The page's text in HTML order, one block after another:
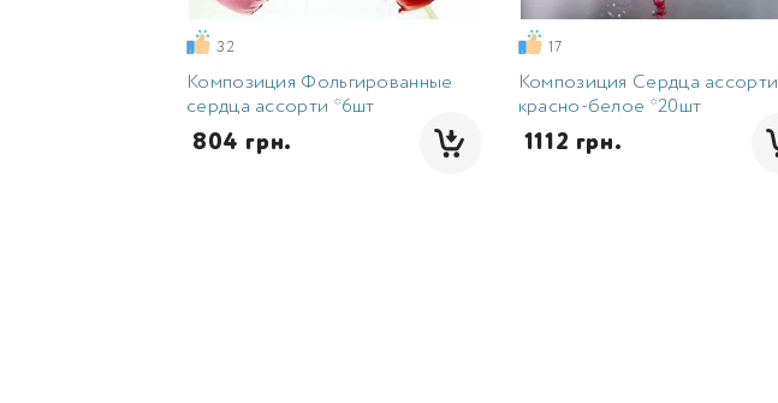
32
Композиция Фольгированные
сердца ассорти *6шт
804 грн.
17
Композиция Сердца ассорти
красно-белое *20шт
1112 грн.